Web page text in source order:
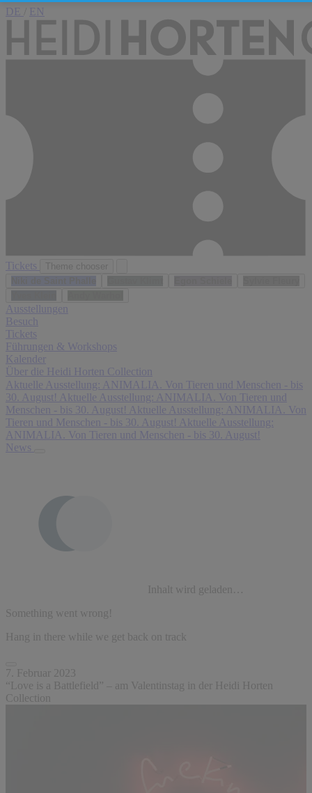
DE EN
Tickets
Theme chooser
Ausstellungen
Besuch
Tickets
Führungen & Workshops
Kalender
Über die Heidi Horten Collection
Aktuelle Ausstellung: ANIMALIA. Von Tieren und Menschen - bis
30. August! Aktuelle Ausstellung: ANIMALIA. Von Tieren und
Menschen - bis 30. August! Aktuelle Ausstellung: ANIMALIA. Von
Tieren und Menschen - bis 30. August! Aktuelle Ausstellung:
ANIMALIA. Von Tieren und Menschen - bis 30. August!
News
Inhalt wird geladen…
Something went wrong!
Hang in there while we get back on track
7. Februar 2023
“Love is a Battlefield” – am Valentinstag in der Heidi Horten
Collection